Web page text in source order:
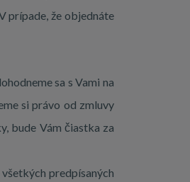
prípade, že objednáte
sa s Vami na
si právo od zmluvy
bude Vám čiastka za
predpísaných